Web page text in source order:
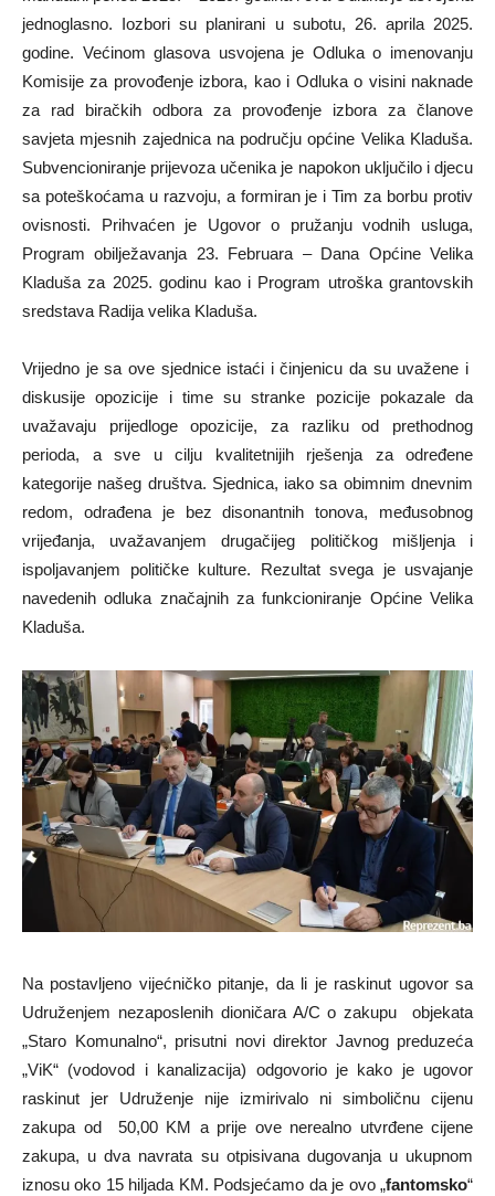
jednoglasno. Iozbori su planirani u subotu, 26. aprila 2025.
godine. Većinom glasova usvojena je Odluka o imenovanju
Komisije za provođenje izbora, kao i Odluka o visini naknade
za rad biračkih odbora za provođenje izbora za članove
savjeta mjesnih zajednica na području općine Velika Kladuša.
Subvencioniranje prijevoza učenika je napokon uključilo i djecu
sa poteškoćama u razvoju, a formiran je i Tim za borbu protiv
ovisnosti. Prihvaćen je Ugovor o pružanju vodnih usluga,
Program obilježavanja 23. Februara – Dana Općine Velika
Kladuša za 2025. godinu kao i Program utroška grantovskih
sredstava Radija velika Kladuša.
Vrijedno je sa ove sjednice istaći i činjenicu da su uvažene i
diskusije opozicije i time su stranke pozicije pokazale da
uvažavaju prijedloge opozicije, za razliku od prethodnog
perioda, a sve u cilju kvalitetnijih rješenja za određene
kategorije našeg društva. Sjednica, iako sa obimnim dnevnim
redom, odrađena je bez disonantnih tonova, međusobnog
vrijeđanja, uvažavanjem drugačijeg političkog mišljenja i
ispoljavanjem političke kulture. Rezultat svega je usvajanje
navedenih odluka značajnih za funkcioniranje Općine Velika
Kladuša.
Na postavljeno vijećničko pitanje, da li je raskinut ugovor sa
Udruženjem nezaposlenih dioničara A/C o zakupu objekata
„Staro Komunalno“, prisutni novi direktor Javnog preduzeća
„ViK“ (vodovod i kanalizacija) odgovorio je kako je ugovor
raskinut jer Udruženje nije izmirivalo ni simboličnu cijenu
zakupa od 50,00 KM a prije ove nerealno utvrđene cijene
zakupa, u dva navrata su otpisivana dugovanja u ukupnom
iznosu oko 15 hiljada KM. Podsjećamo da je ovo „fantomsko“